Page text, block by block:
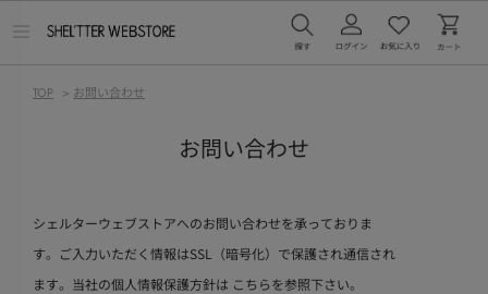
TOP > お問い合わせ
お問い合わせ
シェルターウェブストアへのお問い合わせを承っておりま
す。ご入力いただく情報はSSL（暗号化）で保護され通信され
ます。当社の個人情報保護方針は こちらを参照下さい。